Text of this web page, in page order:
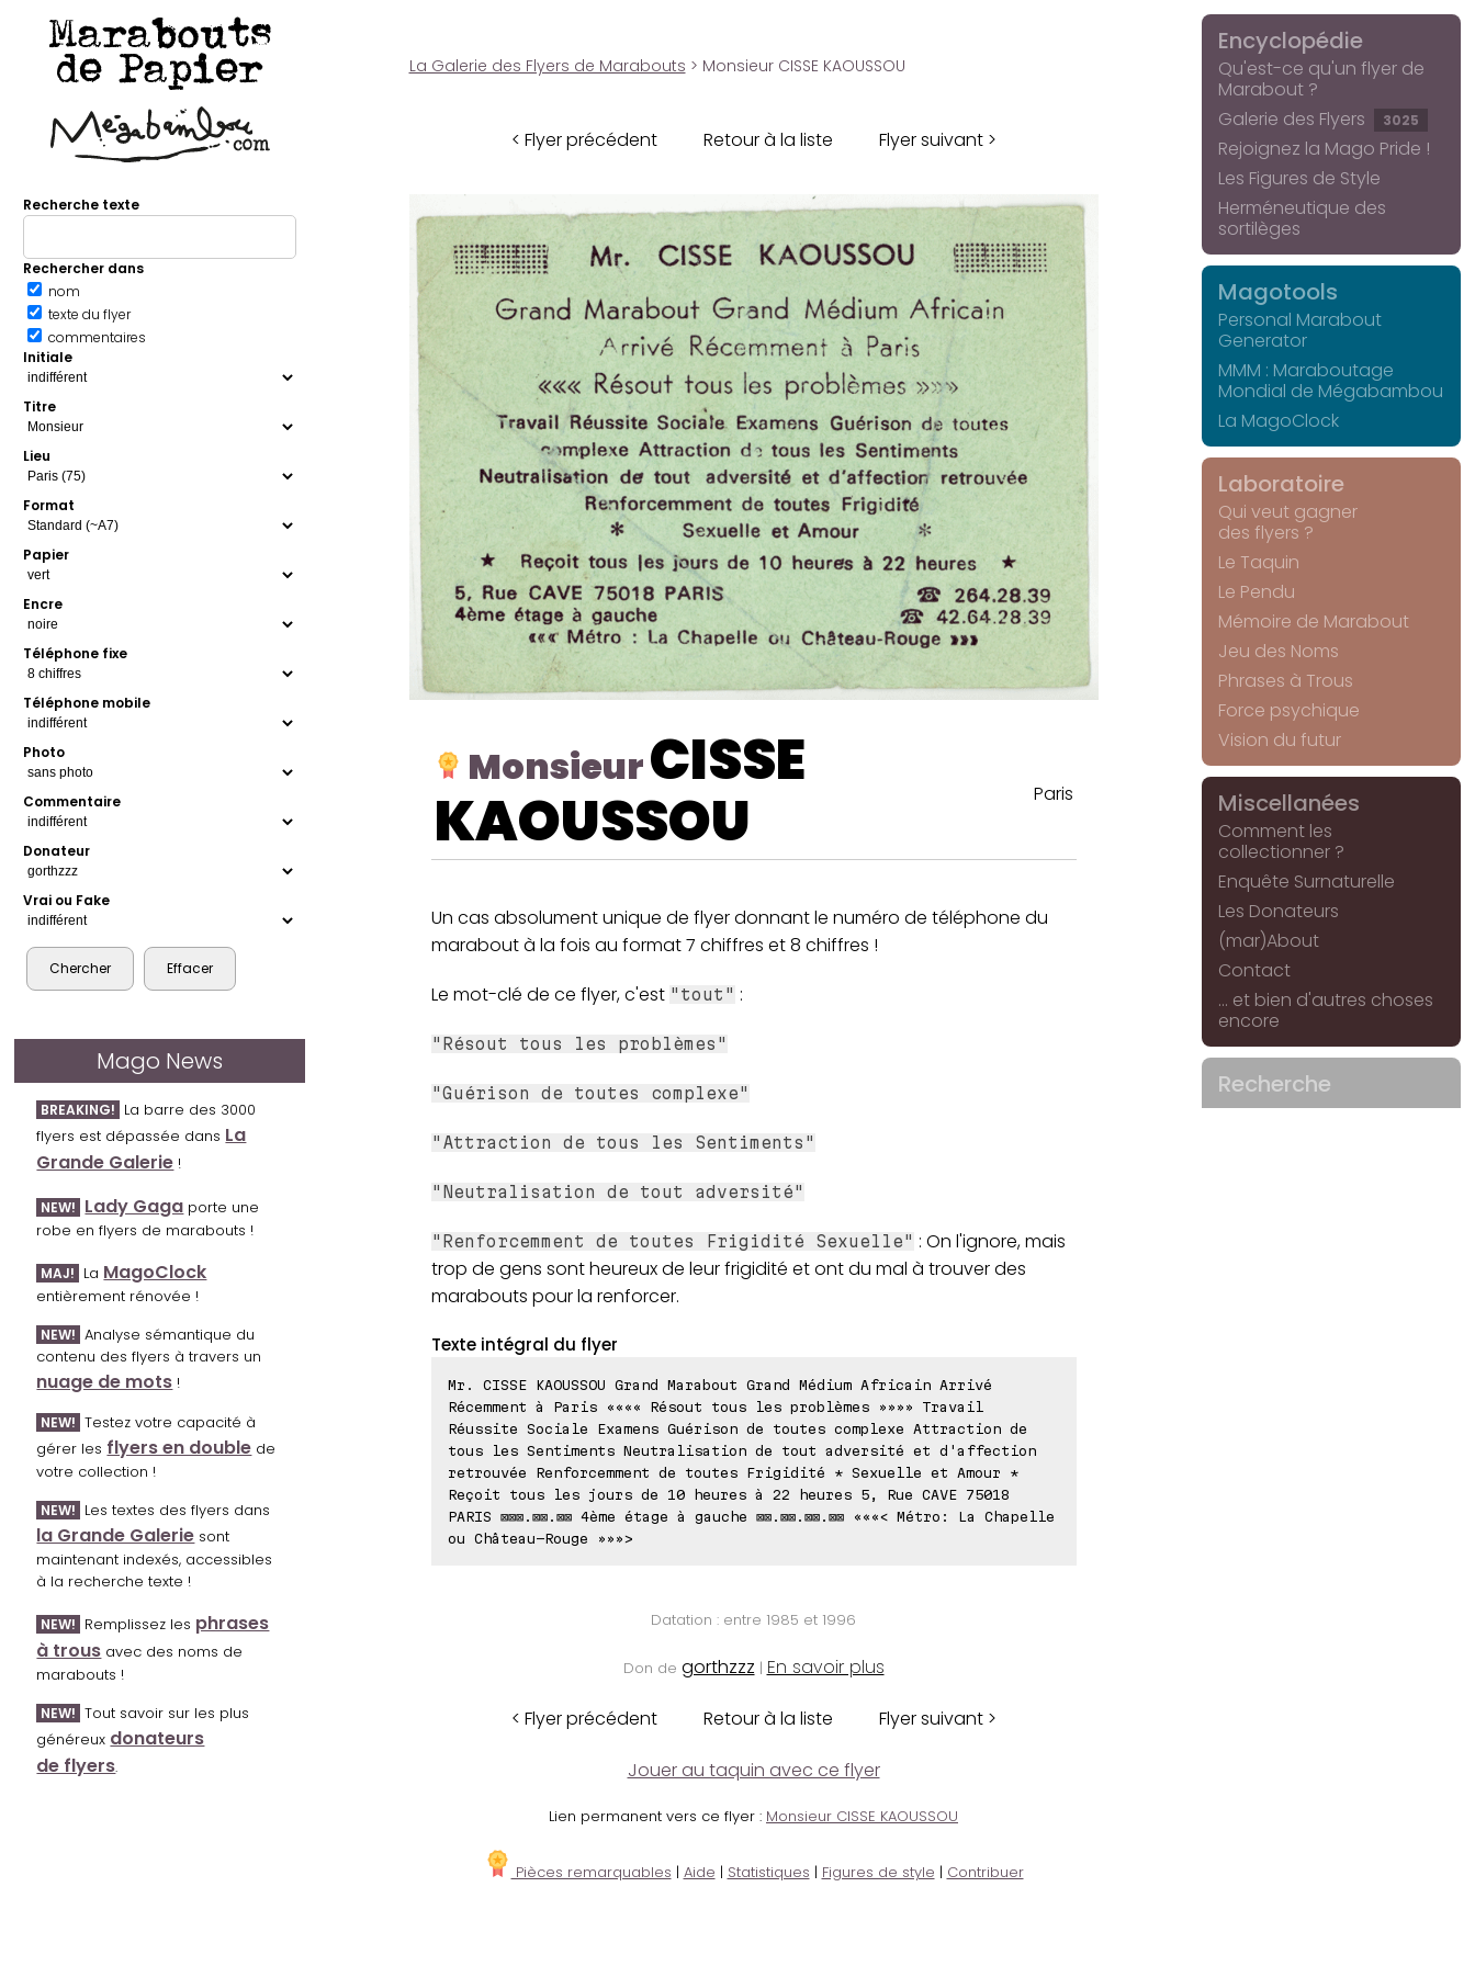
Marabouts
de Papier
Recherche texte
Rechercher dans
nom
texte du flyer
commentaires
Initiale
Titre
Lieu
Format
Papier
Encre
Téléphone fixe
Téléphone mobile
Photo
Commentaire
Donateur
Vrai ou Fake
Mago News
BREAKING! La barre des 3000
flyers est dépassée dans La
Grande Galerie !
NEW! Lady Gaga porte une
robe en flyers de marabouts !
MAJ! La MagoClock
entièrement rénovée !
NEW! Analyse sémantique du
contenu des flyers à travers un
nuage de mots !
NEW! Testez votre capacité à
gérer les flyers en double de
votre collection !
NEW! Les textes des flyers dans
la Grande Galerie sont
maintenant indexés, accessibles
à la recherche texte !
NEW! Remplissez les phrases
à trous avec des noms de
marabouts !
NEW! Tout savoir sur les plus
généreux donateurs
de flyers.
La Galerie des Flyers de Marabouts > Monsieur CISSE KAOUSSOU
< Flyer précédent Retour à la liste Flyer suivant >
MonsieurCISSE
KAOUSSOU
Paris
Un cas absolument unique de flyer donnant le numéro de téléphone du
marabout à la fois au format 7 chiffres et 8 chiffres !
Le mot-clé de ce flyer, c'est "tout" :
"Résout tous les problèmes"
"Guérison de toutes complexe"
"Attraction de tous les Sentiments"
"Neutralisation de tout adversité"
"Renforcemment de toutes Frigidité Sexuelle" : On l'ignore, mais
trop de gens sont heureux de leur frigidité et ont du mal à trouver des
marabouts pour la renforcer.
Texte intégral du flyer
Mr. CISSE KAOUSSOU Grand Marabout Grand Médium Africain Arrivé
Récemment à Paris «««« Résout tous les problèmes »»»» Travail
Réussite Sociale Examens Guérison de toutes complexe Attraction de
tous les Sentiments Neutralisation de tout adversité et d'affection
retrouvée Renforcemment de toutes Frigidité * Sexuelle et Amour *
Reçoit tous les jours de 10 heures à 22 heures 5, Rue CAVE 75018
PARIS ⊠⊠⊠.⊠⊠.⊠⊠ 4ème étage à gauche ⊠⊠.⊠⊠.⊠⊠.⊠⊠ «««< Métro: La Chapelle
ou Château-Rouge »»»>
Datation : entre 1985 et 1996
Don de gorthzzz | En savoir plus
< Flyer précédent Retour à la liste Flyer suivant >
Jouer au taquin avec ce flyer
Lien permanent vers ce flyer : Monsieur CISSE KAOUSSOU
Pièces remarquables | Aide | Statistiques | Figures de style | Contribuer
Encyclopédie
Qu'est-ce qu'un flyer de
Marabout ?
Galerie des Flyers
3025
Rejoignez la Mago Pride !
Les Figures de Style
Herméneutique des
sortilèges
Magotools
Personal Marabout
Generator
MMM : Maraboutage
Mondial de Mégabambou
La MagoClock
Laboratoire
Qui veut gagner
des flyers ?
Le Taquin
Le Pendu
Mémoire de Marabout
Jeu des Noms
Phrases à Trous
Force psychique
Vision du futur
Miscellanées
Comment les
collectionner ?
Enquête Surnaturelle
Les Donateurs
(mar)About
Contact
... et bien d'autres choses
encore
Recherche